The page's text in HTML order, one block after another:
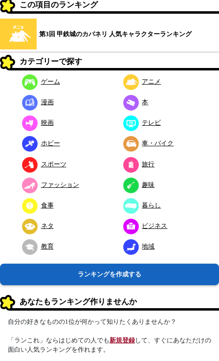
この項目のランキング
第3回 甲鉄城のカバネリ 人気キャラクターランキング
カテゴリーで探す
ゲーム アニメ
漫画 本
映画 テレビ
ホビー 車・バイク
スポーツ 旅行
ファッション 趣味
食事 暮らし
ネタ ビジネス
教育 地域
ランキングを作成する
あなたもランキング作りませんか
自分の好きなものの1位が何かって知りたくありませんか？
「ランこれ」ならはじめての人でも新規登録して、すぐにあなただけの
面白い人気ランキングを作れます。